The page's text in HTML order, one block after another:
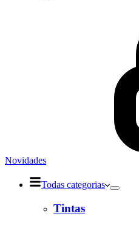
Novidades
Todas categorias
Tintas